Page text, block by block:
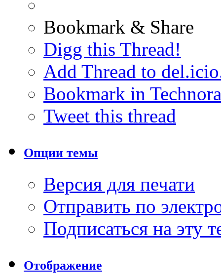
Bookmark & Share
Digg this Thread!
Add Thread to
Bookmark in
Tweet this thread
Опции темы
Версия для печати
Отправить по
Подписаться на эту
Отображение